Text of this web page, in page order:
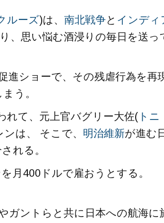
ルーズ)は、 南北戦争と インディ
、思い悩む酒浸りの毎日を送っ
進ショーで、その残虐行為を再
う。
れて、元上官バグリー大佐( トニ
は、 そこで、 明治維新が進む
れる。
月400ドルで雇おうとする。
ガントらと共に日本への航海に